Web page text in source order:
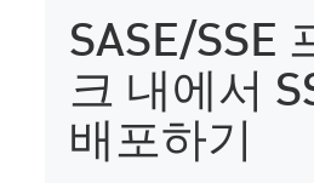
SASE/SSE
크 내에서
배포하기